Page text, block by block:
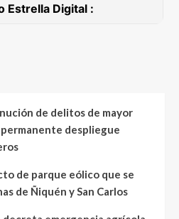
de delitos de mayor
despliegue
de parque eólico que se
de Ñiquén y San Carlos